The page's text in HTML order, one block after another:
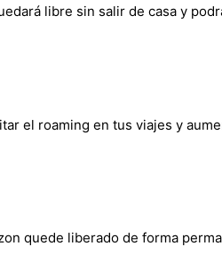
libre sin salir de casa y
el roaming en tus viajes y
quede liberado de forma